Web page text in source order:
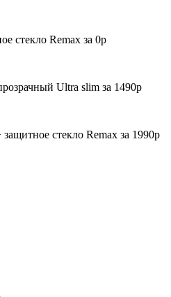
стекло Remax за 0р
Ultra slim за 1490р
стекло Remax за 1990р